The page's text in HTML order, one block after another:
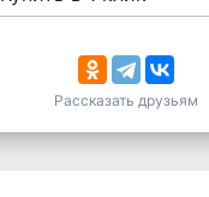
Рассказать друзьям